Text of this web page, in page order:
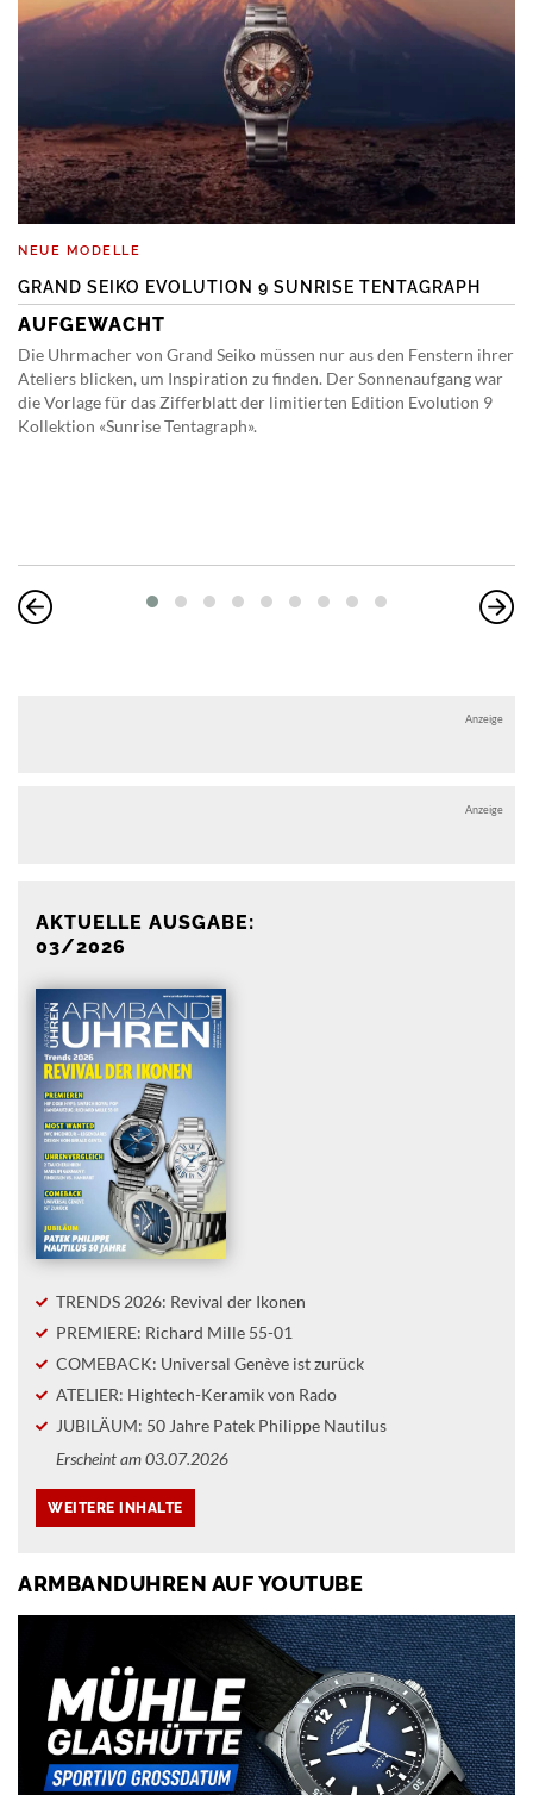
NEUE MODELLE
GRAND SEIKO EVOLUTION 9 SUNRISE TENTAGRAPH
AUFGEWACHT
Die Uhrmacher von Grand Seiko müssen nur aus den Fenstern ihrer
Ateliers blicken, um Inspiration zu finden. Der Sonnenaufgang war
die Vorlage für das Zifferblatt der limitierten Edition Evolution 9
Kollektion «Sunrise Tentagraph».
Anzeige
Anzeige
AKTUELLE AUSGABE:
03/2026
TRENDS 2026: Revival der Ikonen
PREMIERE: Richard Mille 55-01
COMEBACK: Universal Genève ist zurück
ATELIER: Hightech-Keramik von Rado
JUBILÄUM: 50 Jahre Patek Philippe Nautilus
Erscheint am 03.07.2026
ARMBANDUHREN AUF YOUTUBE